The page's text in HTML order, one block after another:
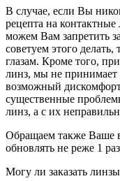
В случае, если Вы
рецепта на
можем Вам запретить
советуем этого
глазам. Кроме того,
линз, мы не принимает
возможный
существенные
линз, а с их
Обращаем также Ваше
обновлять не реже 1
Могу ли заказать